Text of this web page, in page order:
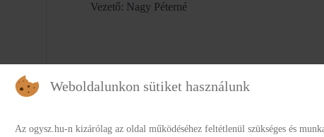
Vezető: Nagy Péterné
Weboldalunkon sütiket használunk
Az ogysz.hu-n kizárólag az oldal működéséhez feltétlenül szükséges és